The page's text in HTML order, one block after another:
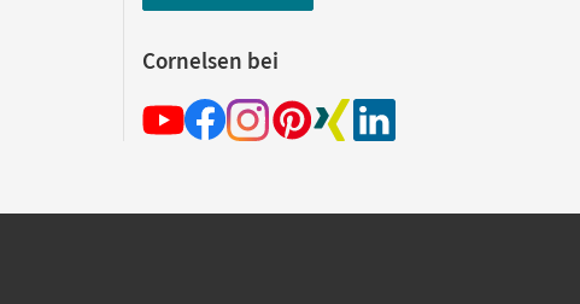
Cornelsen bei